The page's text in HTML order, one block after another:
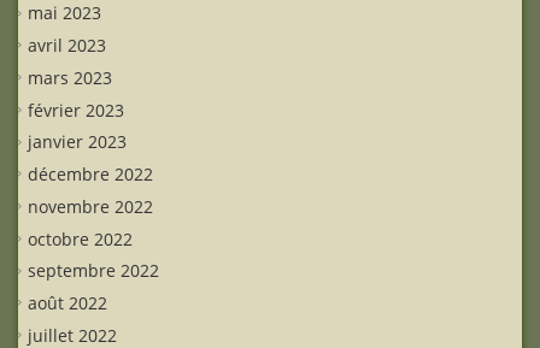
mai 2023
avril 2023
mars 2023
février 2023
janvier 2023
décembre 2022
novembre 2022
octobre 2022
septembre 2022
août 2022
juillet 2022